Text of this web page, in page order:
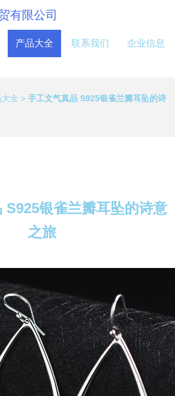
有限公司
产品大全 联系我们 企业信息
大全 > 手工文气真品 S925银雀兰瓣耳坠的诗
S925银雀兰瓣耳坠的诗意
之旅